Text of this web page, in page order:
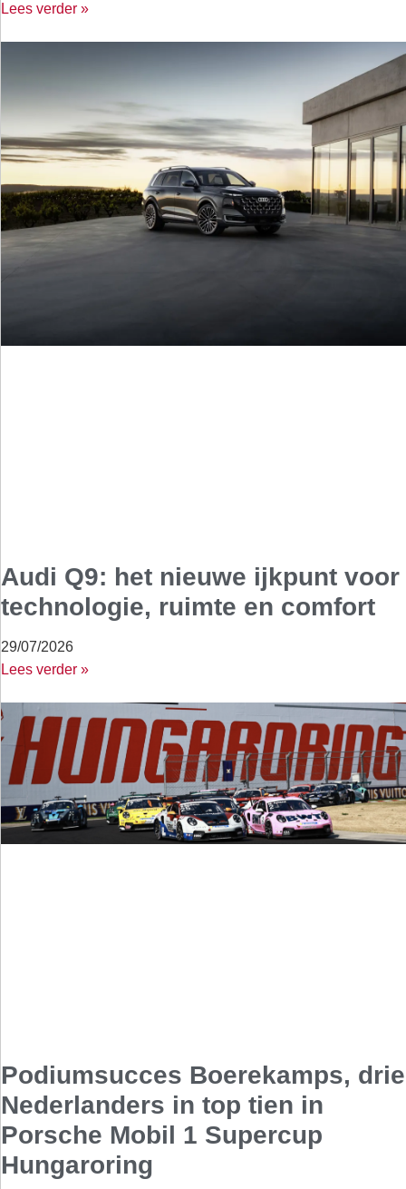
Lees verder »
Audi Q9: het nieuwe ijkpunt voor
technologie, ruimte en comfort
29/07/2026
Lees verder »
Podiumsucces Boerekamps, drie
Nederlanders in top tien in
Porsche Mobil 1 Supercup
Hungaroring